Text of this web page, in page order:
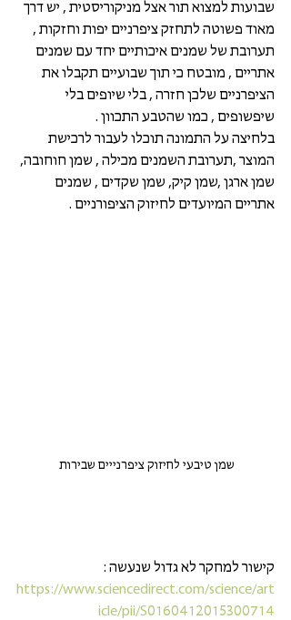
שבועות למצוא תור אצל מניקוריסטית , יש דרך
מאוד פשוטה לתחזק ציפרניים יפות וחזקות ,
תערובת של שמנים איכותיים יחד עם שמנים
אתריים , מובטח כי תוך שבועיים תקבלו את
הציפרניים שלכן חזרה , בלי שיופים בלי
שיפשופים , כמו שהטבע התכוון .
בלחיצה על התמונה תוכלו לעבור לרכישת
המוצר ,תערובת השמנים מכילה , שמן חוחובה,
שמן ארגן ,שמן קיק, שמן שקדים , שמנים
אתריים המיועדים לחיזוק הציפורניים .
שמן טיבעי לחיזוק ציפרנייים שבירות
קישור למחקר לא גדול שנעשה :
https://www.sciencedirect.com/science/art
icle/pii/S0160412015300714